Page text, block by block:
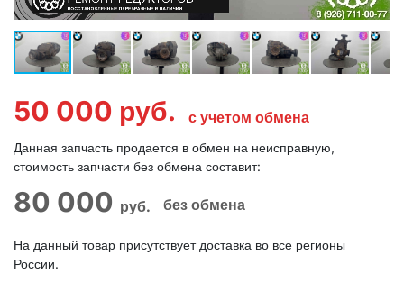
50 000 руб. с учетом обмена
Данная запчасть продается в обмен на неисправную,
стоимость запчасти без обмена составит:
80 000 руб. без обмена
На данный товар присутствует доставка во все регионы
России.